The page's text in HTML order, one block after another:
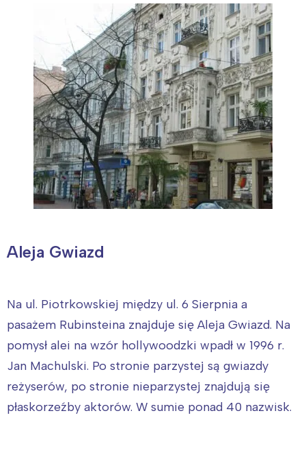
Aleja Gwiazd
Na ul. Piotrkowskiej między ul. 6 Sierpnia a
pasażem Rubinsteina znajduje się Aleja Gwiazd. Na
pomysł alei na wzór hollywoodzki wpadł w 1996 r.
Jan Machulski. Po stronie parzystej są gwiazdy
reżyserów, po stronie nieparzystej znajdują się
płaskorzeźby aktorów. W sumie ponad 40 nazwisk.